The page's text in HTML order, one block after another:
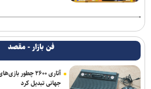
فن بازار - مقصد
آتاری ۲۶۰۰ چطور
جهانی تبدیل کرد